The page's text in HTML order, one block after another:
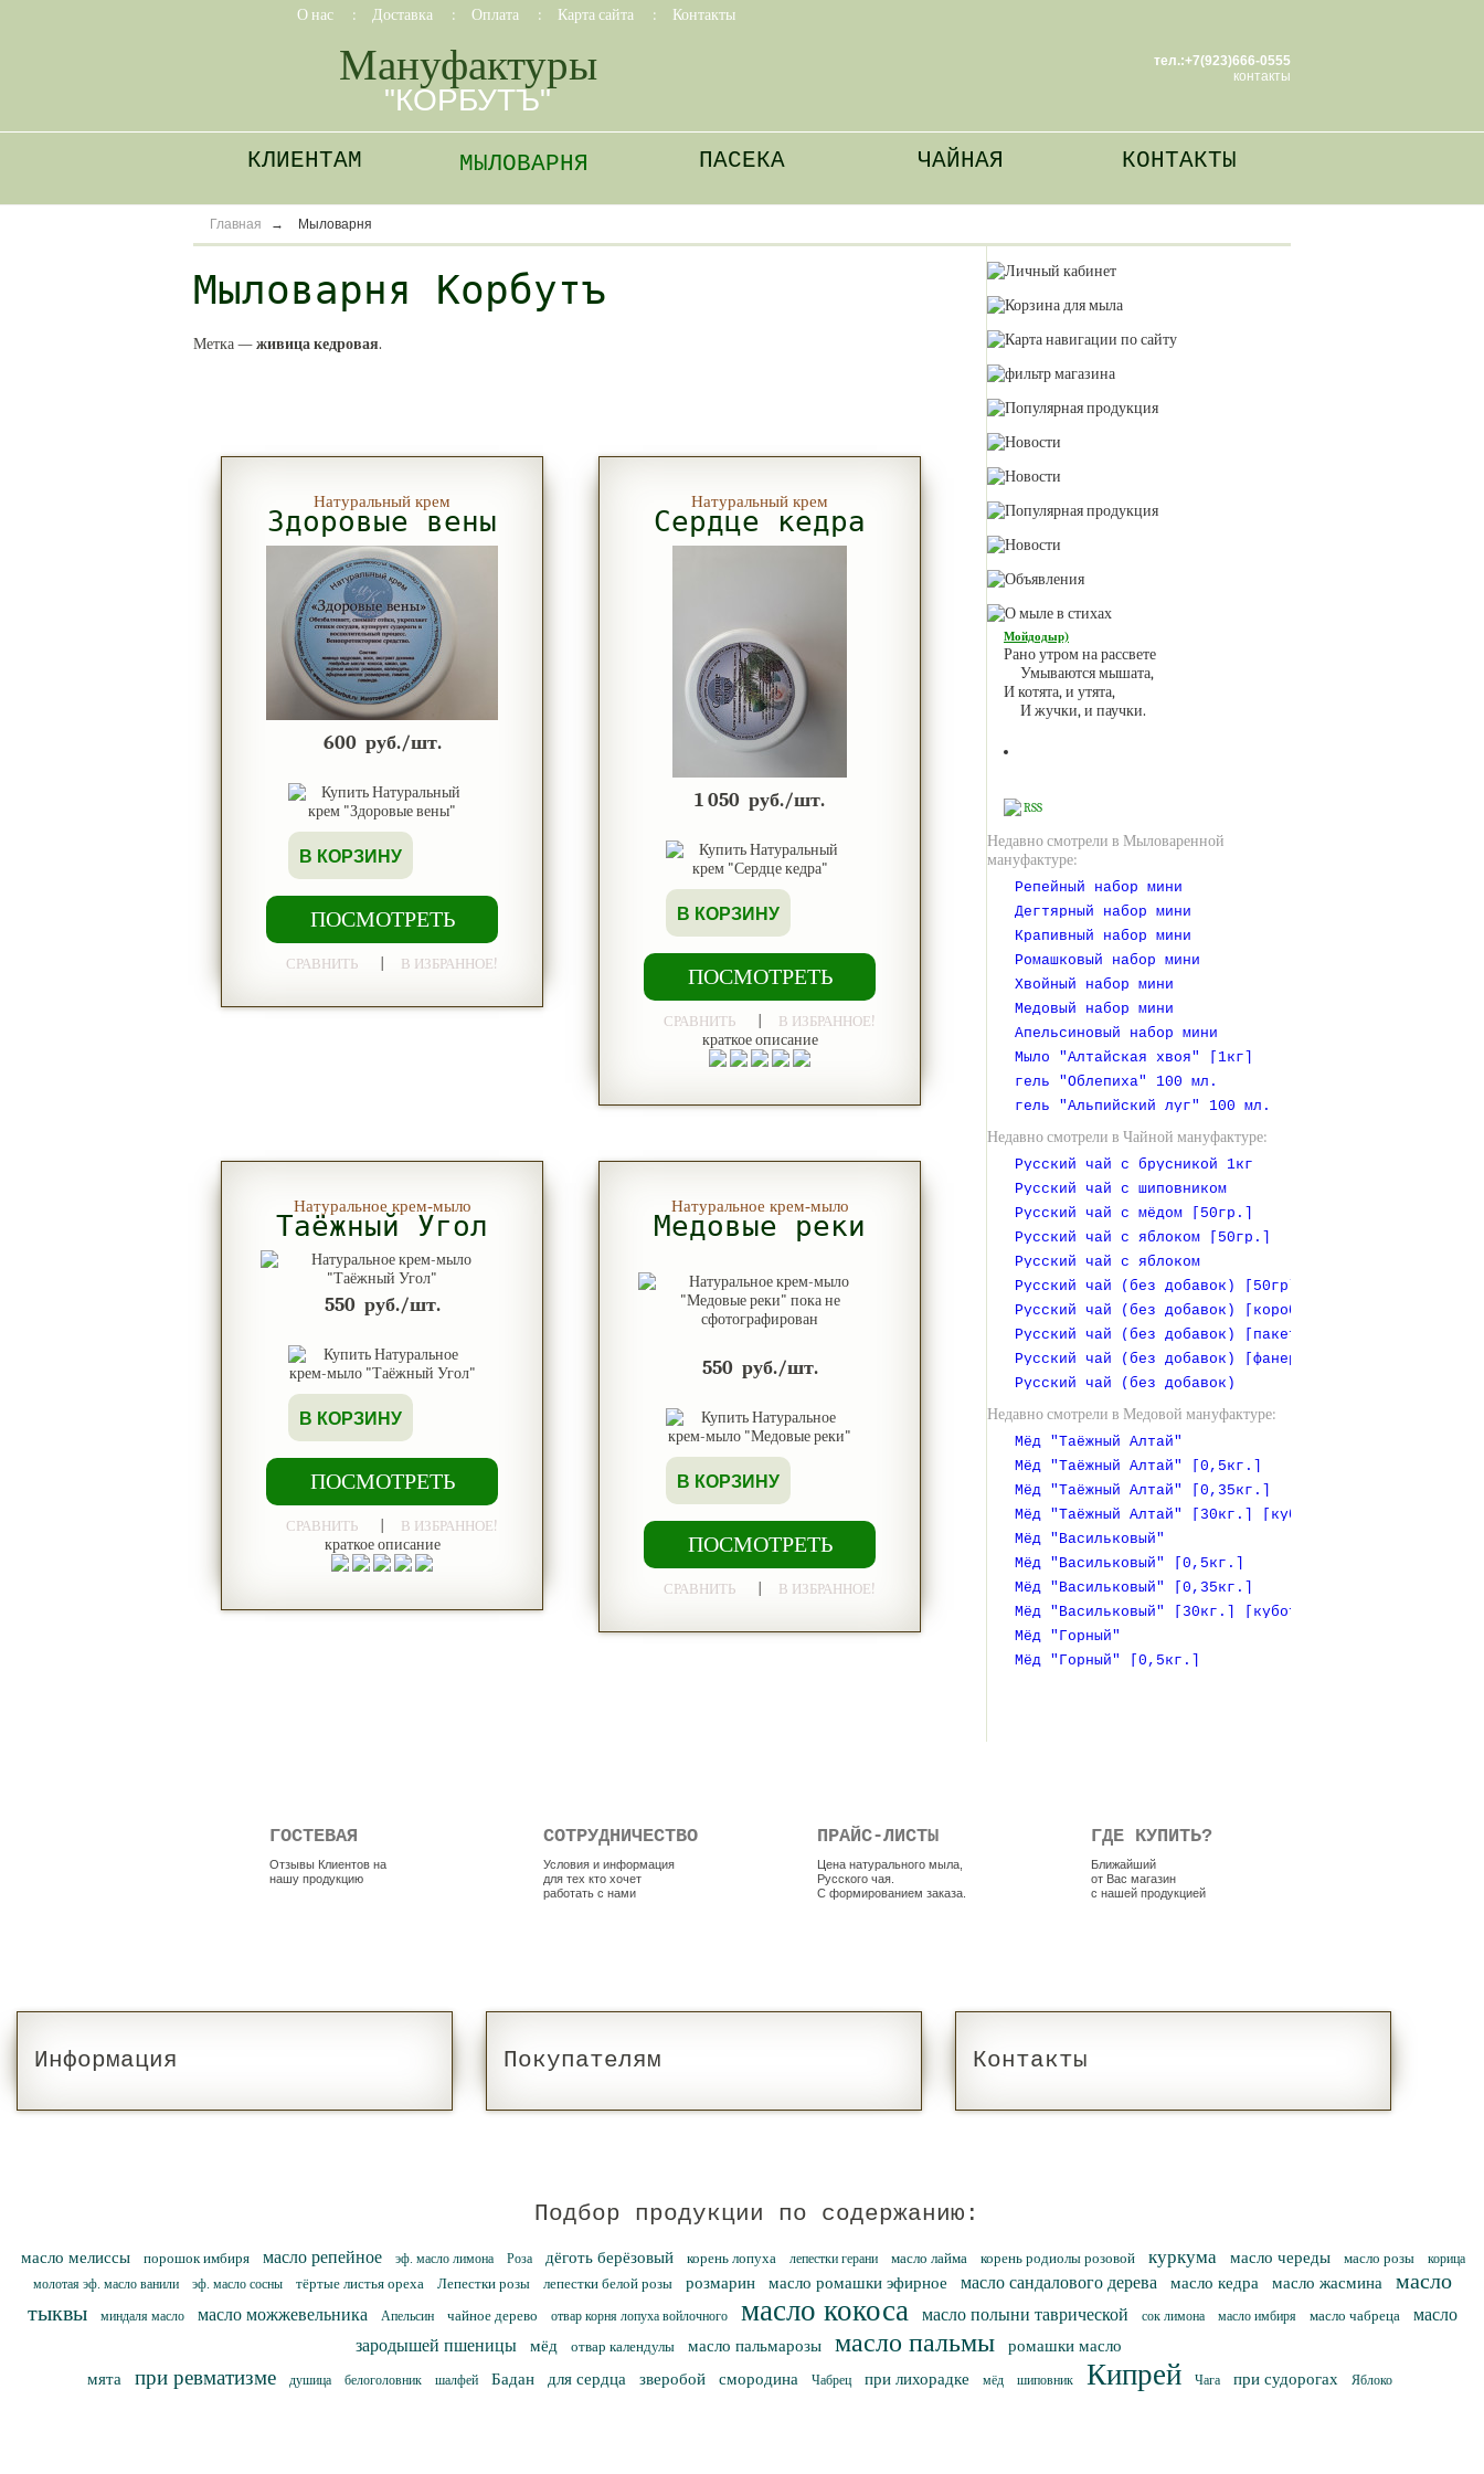
О нас : Доставка : Оплата : Карта сайта : Контакты
тел.:+7(923)666-0555
контакты
Мануфактуры
"КОРБУТЪ"
КЛИЕНТАМ МЫЛОВАРНЯ ПАСЕКА ЧАЙНАЯ КОНТАКТЫ
Главная → Мыловарня
Мыловарня Корбутъ
Метка —живица кедровая.
Натуральный крем
Здоровые вены
600 руб./шт.
В КОРЗИНУ
ПОСМОТРЕТЬ
СРАВНИТЬ В ИЗБРАННОЕ!
Натуральный крем
Сердце кедра
1 050 руб./шт.
В КОРЗИНУ
ПОСМОТРЕТЬ
СРАВНИТЬ В ИЗБРАННОЕ!
краткое описание
Натуральное крем-мыло
Таёжный Угол
550 руб./шт.
В КОРЗИНУ
ПОСМОТРЕТЬ
СРАВНИТЬ В ИЗБРАННОЕ!
краткое описание
Натуральное крем-мыло
Медовые реки
550 руб./шт.
В КОРЗИНУ
ПОСМОТРЕТЬ
СРАВНИТЬ В ИЗБРАННОЕ!
Мойдодыр)
Рано утром на рассвете
Умываются мышата,
И котята, и утята,
И жучки, и паучки.
RSS
Недавно смотрели в Мыловаренной
мануфактуре:
Репейный набор мини
Дегтярный набор мини
Крапивный набор мини
Ромашковый набор мини
Хвойный набор мини
Медовый набор мини
Апельсиновый набор мини
Мыло "Алтайская хвоя" [1кг]
гель "Облепиха" 100 мл.
гель "Альпийский луг" 100 мл.
Недавно смотрели в Чайной мануфактуре:
Русский чай с брусникой 1кг
Русский чай с шиповником
Русский чай с мёдом [50гр.]
Русский чай с яблоком [50гр.]
Русский чай с яблоком
Русский чай (без добавок) [50гр]
Русский чай (без добавок) [коробочка]
Русский чай (без добавок) [пакет 1 кг]
Русский чай (без добавок) [фанерная коробочка]
Русский чай (без добавок)
Недавно смотрели в Медовой мануфактуре:
Мёд "Таёжный Алтай"
Мёд "Таёжный Алтай" [0,5кг.]
Мёд "Таёжный Алтай" [0,35кг.]
Мёд "Таёжный Алтай" [30кг.] [куботейнер]
Мёд "Васильковый"
Мёд "Васильковый" [0,5кг.]
Мёд "Васильковый" [0,35кг.]
Мёд "Васильковый" [30кг.] [куботейнер]
Мёд "Горный"
Мёд "Горный" [0,5кг.]
ГОСТЕВАЯ
Отзывы Клиентов на
нашу продукцию
СОТРУДНИЧЕСТВО
Условия и информация
для тех кто хочет
работать с нами
ПРАЙС-ЛИСТЫ
Цена натурального мыла,
Русского чая.
С формированием заказа.
ГДЕ КУПИТЬ?
Ближайший
от Вас магазин
с нашей продукцией
Информация Покупателям Контакты
Подбор продукции по содержанию:
масло мелиссы порошок имбиря масло репейное эф. масло лимона Роза дёготь берёзовый корень лопуха лепестки герани масло лайма корень родиолы розовой куркума масло череды масло розы
корица
молотая эф. масло ванили
эф. масло сосны тёртые листья ореха Лепестки розы лепестки белой розы розмарин масло ромашки эфирное масло сандалового дерева масло кедра масло жасмина
масло
тыквы
миндаля масло масло можжевельника Апельсин чайное дерево отвар корня лопуха войлочного масло кокоса масло полыни таврической сок лимона масло имбиря масло чабреца
масло
зародышей пшеницы
мёд отвар календулы масло пальмарозы масло пальмы
ромашки масло
мята
при ревматизме душица белоголовник шалфей Бадан для сердца зверобой смородина Чабрец при лихорадке мёд шиповник Кипрей Чага при судорогах Яблоко